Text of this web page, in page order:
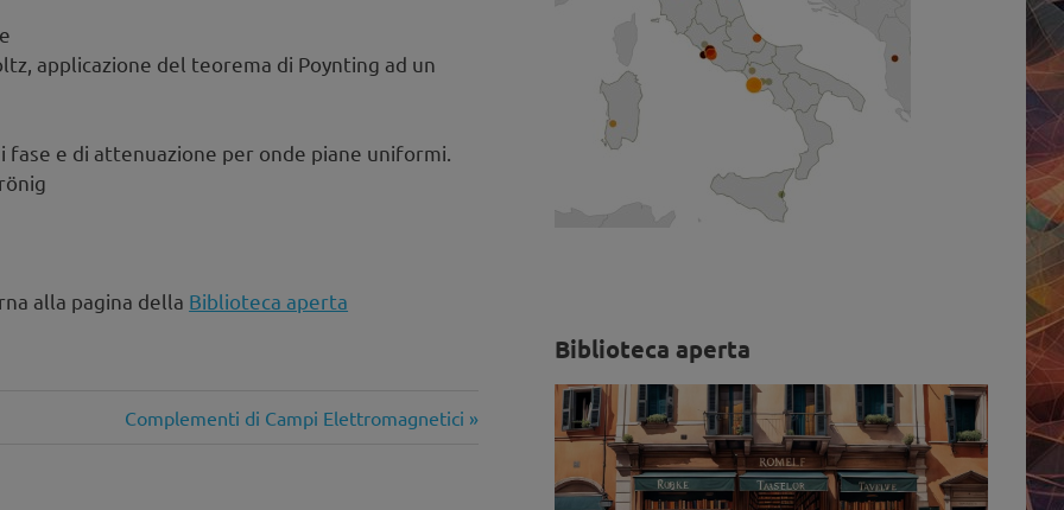
applicazione del teorema di Poynting ad un
e di attenuazione per onde piane uniformi.
pagina della Biblioteca aperta
Articolo
Complementi di Campi Elettromagnetici
Biblioteca aperta